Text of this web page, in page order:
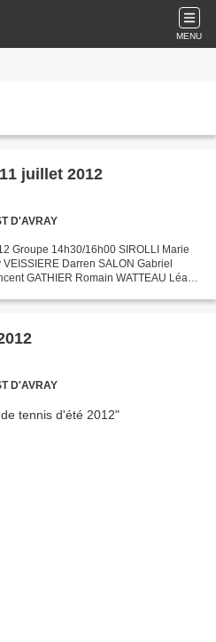
MENU
juillet 2012
D'AVRAY
Groupe 14h30/16h00 SIROLLI Marie
Darren SALON Gabriel
GATHIER Romain WATTEAU Léa
D'AVRAY